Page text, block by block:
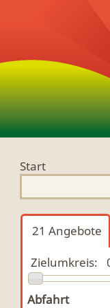
Start
21 Angebote
Zielumkreis:
Abfahrt